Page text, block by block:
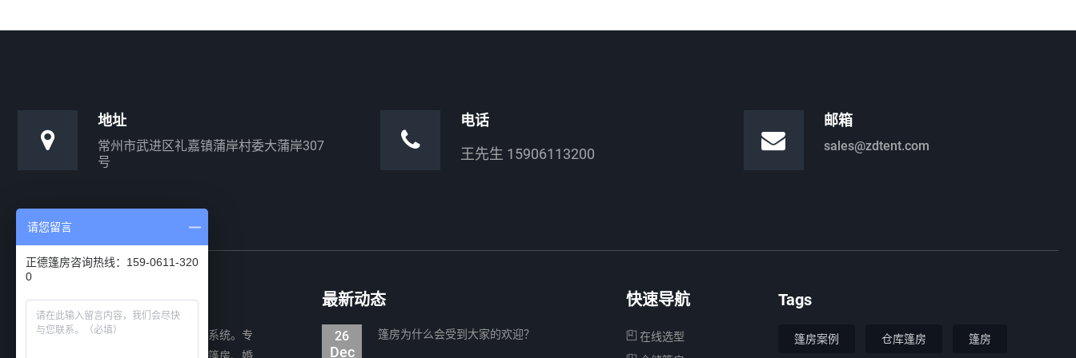
地址
常州市武进区礼嘉镇蒲岸村委大蒲岸307
号
电话
王先生 15906113200
邮箱
sales@zdtent.com
关于正德
正德篷房公司专注装配式移动建筑系统。专
最新动态
26
Dec
篷房为什么会受到大家的欢迎？
快速导航
在线选型
Tags
篷房案例 仓库篷房 篷房
请您留言
正德篷房咨询热线：159-0611-320
0